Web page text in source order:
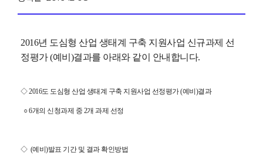
2016년 도심형 산업 생태계 구축 지원사업 신규과제 선
정평가 (예비)결과를 아래와 같이 안내합니다.
◇ 2016도 도심형 산업 생태계 구축 지원사업 선정평가 (예비)결과
○ 6개의 신청과제 중 2개 과제 선정
◇ (예비)발표 기간 및 결과 확인방법